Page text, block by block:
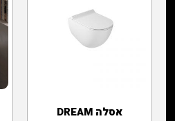
אסלה DREAM